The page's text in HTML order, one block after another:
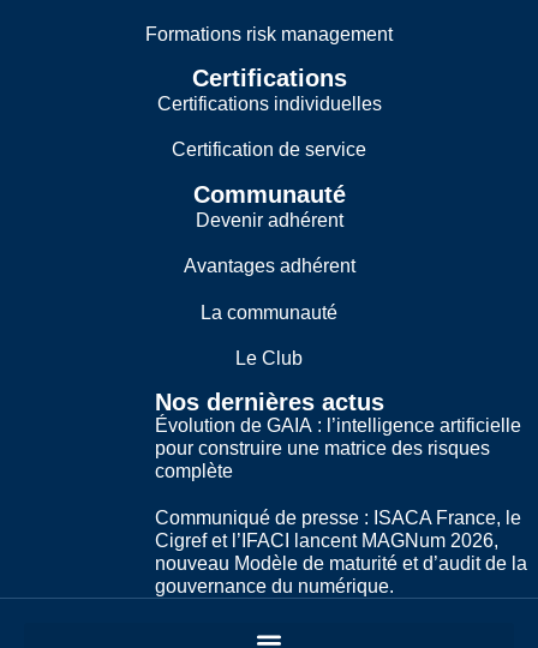
Formations risk management
Certifications
Certifications individuelles
Certification de service
Communauté
Devenir adhérent
Avantages adhérent
La communauté
Le Club
Nos dernières actus
Évolution de GAIA : l’intelligence artificielle
pour construire une matrice des risques
complète
Communiqué de presse : ISACA France, le
Cigref et l’IFACI lancent MAGNum 2026,
nouveau Modèle de maturité et d’audit de la
gouvernance du numérique.